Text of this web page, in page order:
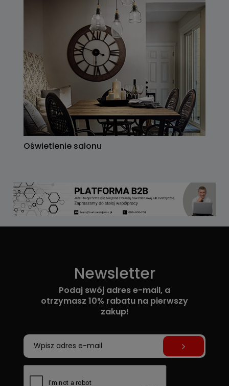
Oświetlenie salonu
Newsletter
Podaj swój adres e-mail, a
otrzymasz 10% rabatu na pierwszy
zakup!